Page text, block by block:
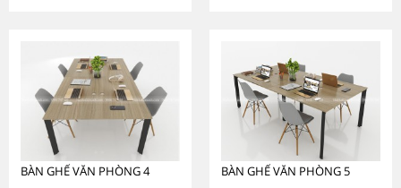
BÀN GHẾ VĂN PHÒNG 4 BÀN GHẾ VĂN PHÒNG 5